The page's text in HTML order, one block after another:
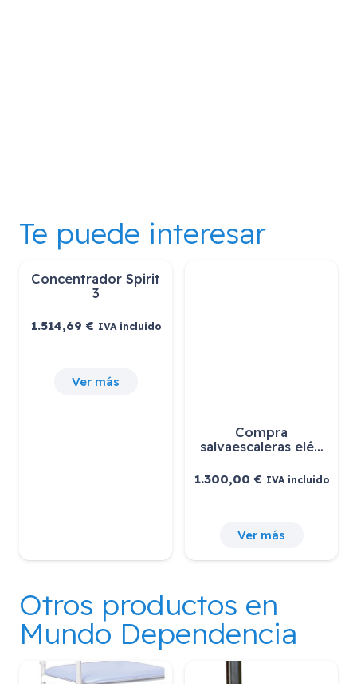
Te puede interesar
Concentrador Spirit
3
1.514,69€ IVA incluido
Ver más
Compra
salvaescaleras elé…
1.300,00€ IVA incluido
Ver más
Otros productos en
Mundo Dependencia